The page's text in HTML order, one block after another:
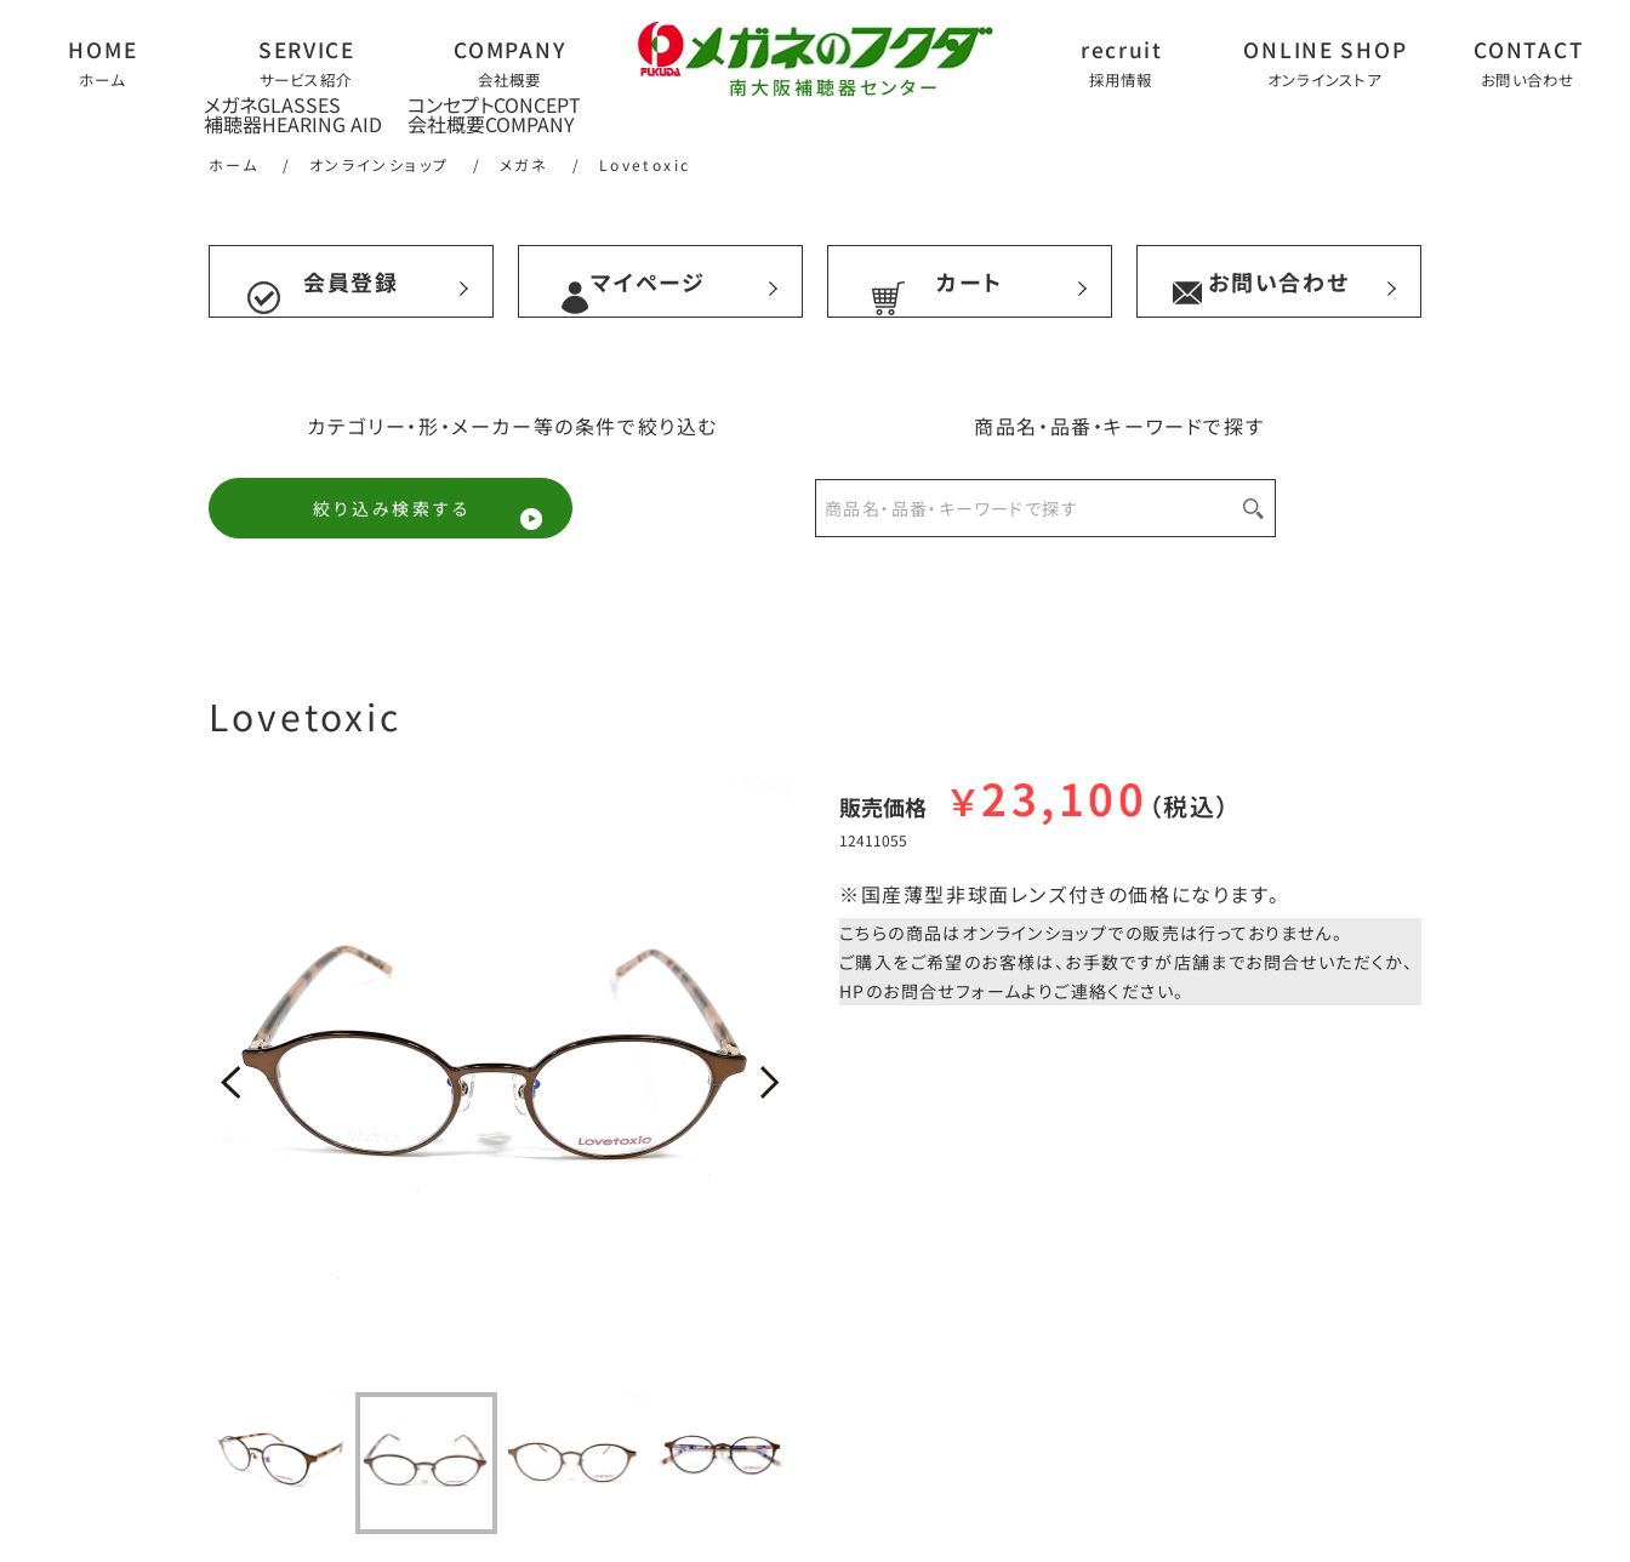
南大阪補聴器センター
ホーム サービス紹介
メガネ
補聴器
会社概要
コンセプト
会社概要
採用情報 オンラインストア お問い合わせ
ホーム / オンラインショップ / メガネ / Lovetoxic
会員登録 マイページ カート お問い合わせ
カテゴリー・形・メーカー等の条件で絞り込む
絞り込み検索する
商品名・品番・キーワードで探す
Lovetoxic
販売価格 ￥23,100 （税込）
12411055
※国産薄型非球面レンズ付きの価格になります。
こちらの商品はオンラインショップでの販売は行っておりません。
ご購入をご希望のお客様は、お手数ですが店舗までお問合せいただくか、
HPのお問合せフォームよりご連絡ください。